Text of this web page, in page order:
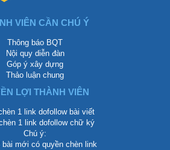
VIÊN CẦN CHÚ Ý
Thông báo BQT
Nội quy diễn đàn
Góp ý xây dựng
Thảo luận chung
LỢI THÀNH VIÊN
1 link dofollow bài viết
1 link dofollow chữ ký
Chú ý:
bài mới có quyền chèn link